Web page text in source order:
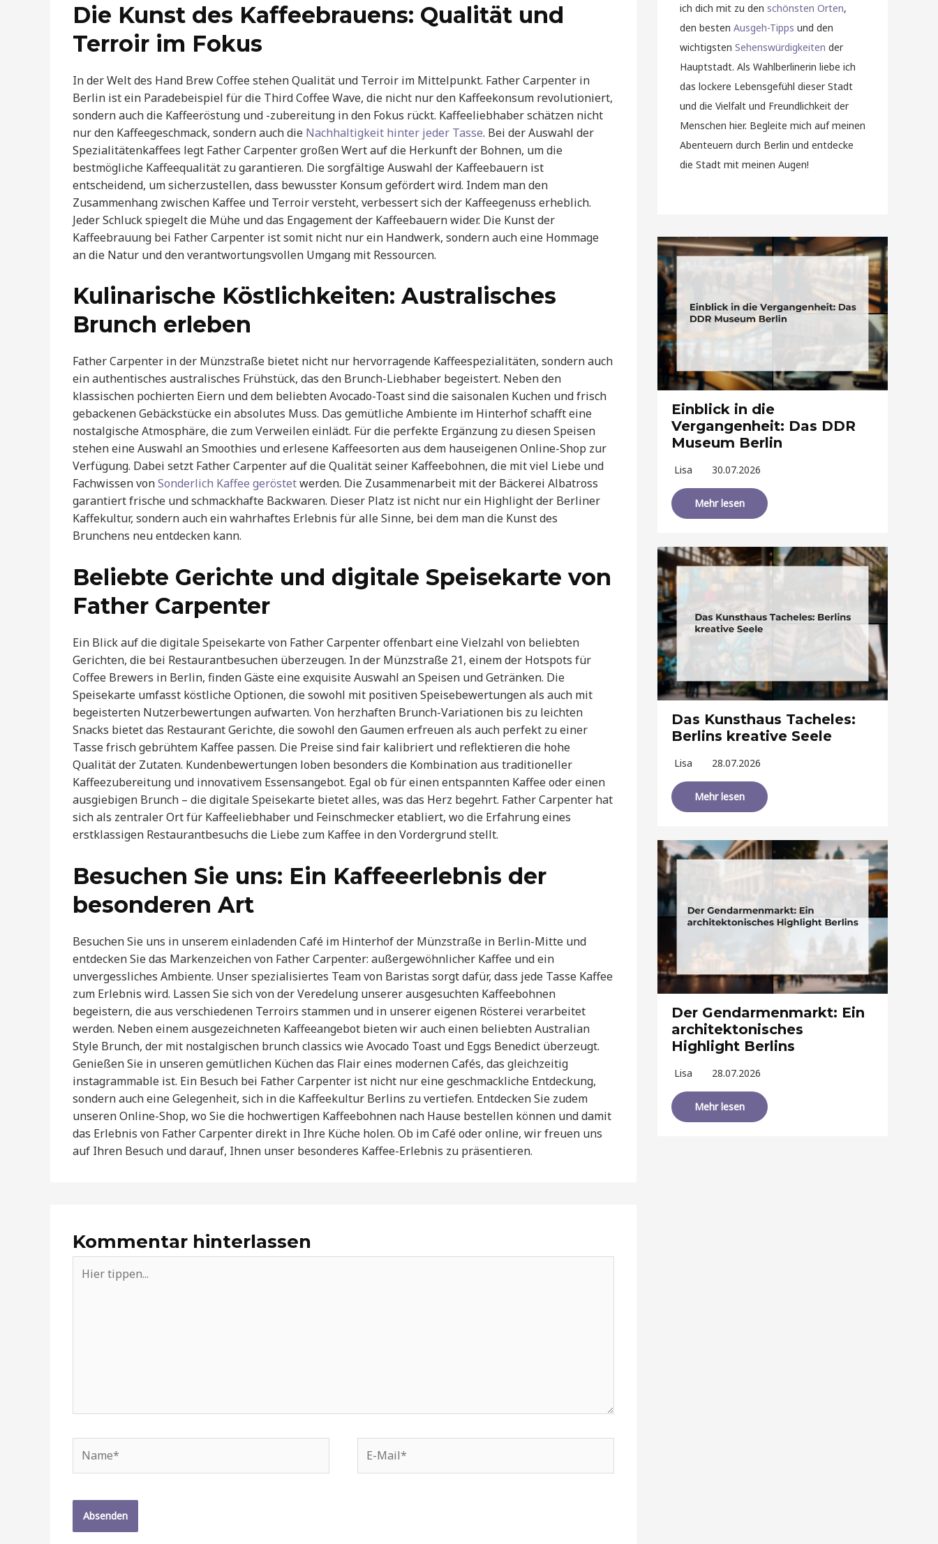
Die Kunst des Kaffeebrauens: Qualität und
Terroir im Fokus
In der Welt des Hand Brew Coffee stehen Qualität und Terroir im Mittelpunkt. Father Carpenter in
Berlin ist ein Paradebeispiel für die Third Coffee Wave, die nicht nur den Kaffeekonsum revolutioniert,
sondern auch die Kaffeeröstung und -zubereitung in den Fokus rückt. Kaffeeliebhaber schätzen nicht
nur den Kaffeegeschmack, sondern auch die Nachhaltigkeit hinter jeder Tasse. Bei der Auswahl der
Spezialitätenkaffees legt Father Carpenter großen Wert auf die Herkunft der Bohnen, um die
bestmögliche Kaffeequalität zu garantieren. Die sorgfältige Auswahl der Kaffeebauern ist
entscheidend, um sicherzustellen, dass bewusster Konsum gefördert wird. Indem man den
Zusammenhang zwischen Kaffee und Terroir versteht, verbessert sich der Kaffeegenuss erheblich.
Jeder Schluck spiegelt die Mühe und das Engagement der Kaffeebauern wider. Die Kunst der
Kaffeebrauung bei Father Carpenter ist somit nicht nur ein Handwerk, sondern auch eine Hommage
an die Natur und den verantwortungsvollen Umgang mit Ressourcen.
Kulinarische Köstlichkeiten: Australisches
Brunch erleben
Father Carpenter in der Münzstraße bietet nicht nur hervorragende Kaffeespezialitäten, sondern auch
ein authentisches australisches Frühstück, das den Brunch-Liebhaber begeistert. Neben den
klassischen pochierten Eiern und dem beliebten Avocado-Toast sind die saisonalen Kuchen und frisch
gebackenen Gebäckstücke ein absolutes Muss. Das gemütliche Ambiente im Hinterhof schafft eine
nostalgische Atmosphäre, die zum Verweilen einlädt. Für die perfekte Ergänzung zu diesen Speisen
stehen eine Auswahl an Smoothies und erlesene Kaffeesorten aus dem hauseigenen Online-Shop zur
Verfügung. Dabei setzt Father Carpenter auf die Qualität seiner Kaffeebohnen, die mit viel Liebe und
Fachwissen vonSonderlich Kaffee geröstetwerden. Die Zusammenarbeit mit der Bäckerei Albatross
garantiert frische und schmackhafte Backwaren. Dieser Platz ist nicht nur ein Highlight der Berliner
Kaffekultur, sondern auch ein wahrhaftes Erlebnis für alle Sinne, bei dem man die Kunst des
Brunchens neu entdecken kann.
Beliebte Gerichte und digitale Speisekarte von
Father Carpenter
Ein Blick auf die digitale Speisekarte von Father Carpenter offenbart eine Vielzahl von beliebten
Gerichten, die bei Restaurantbesuchen überzeugen. In der Münzstraße 21, einem der Hotspots für
Coffee Brewers in Berlin, finden Gäste eine exquisite Auswahl an Speisen und Getränken. Die
Speisekarte umfasst köstliche Optionen, die sowohl mit positiven Speisebewertungen als auch mit
begeisterten Nutzerbewertungen aufwarten. Von herzhaften Brunch-Variationen bis zu leichten
Snacks bietet das Restaurant Gerichte, die sowohl den Gaumen erfreuen als auch perfekt zu einer
Tasse frisch gebrühtem Kaffee passen. Die Preise sind fair kalibriert und reflektieren die hohe
Qualität der Zutaten. Kundenbewertungen loben besonders die Kombination aus traditioneller
Kaffeezubereitung und innovativem Essensangebot. Egal ob für einen entspannten Kaffee oder einen
ausgiebigen Brunch – die digitale Speisekarte bietet alles, was das Herz begehrt. Father Carpenter hat
sich als zentraler Ort für Kaffeeliebhaber und Feinschmecker etabliert, wo die Erfahrung eines
erstklassigen Restaurantbesuchs die Liebe zum Kaffee in den Vordergrund stellt.
Besuchen Sie uns: Ein Kaffeeerlebnis der
besonderen Art
Besuchen Sie uns in unserem einladenden Café im Hinterhof der Münzstraße in Berlin-Mitte und
entdecken Sie das Markenzeichen von Father Carpenter: außergewöhnlicher Kaffee und ein
unvergessliches Ambiente. Unser spezialisiertes Team von Baristas sorgt dafür, dass jede Tasse Kaffee
zum Erlebnis wird. Lassen Sie sich von der Veredelung unserer ausgesuchten Kaffeebohnen
begeistern, die aus verschiedenen Terroirs stammen und in unserer eigenen Rösterei verarbeitet
werden. Neben einem ausgezeichneten Kaffeeangebot bieten wir auch einen beliebten Australian
Style Brunch, der mit nostalgischen brunch classics wie Avocado Toast und Eggs Benedict überzeugt.
Genießen Sie in unseren gemütlichen Küchen das Flair eines modernen Cafés, das gleichzeitig
instagrammable ist. Ein Besuch bei Father Carpenter ist nicht nur eine geschmackliche Entdeckung,
sondern auch eine Gelegenheit, sich in die Kaffeekultur Berlins zu vertiefen. Entdecken Sie zudem
unseren Online-Shop, wo Sie die hochwertigen Kaffeebohnen nach Hause bestellen können und damit
das Erlebnis von Father Carpenter direkt in Ihre Küche holen. Ob im Café oder online, wir freuen uns
auf Ihren Besuch und darauf, Ihnen unser besonderes Kaffee-Erlebnis zu präsentieren.
Kommentar hinterlassen
tippen...
Mail*
ich dich mit zu den schönsten Orten,
den besten Ausgeh-Tipps und den
wichtigsten Sehenswürdigkeiten der
Hauptstadt. Als Wahlberlinerin liebe ich
das lockere Lebensgefühl dieser Stadt
und die Vielfalt und Freundlichkeit der
Menschen hier. Begleite mich auf meinen
Abenteuern durch Berlin und entdecke
die Stadt mit meinen Augen!
Einblick in die
Vergangenheit: Das DDR
Museum Berlin
Lisa 30.07.2026
Mehr lesen
Das Kunsthaus Tacheles:
Berlins kreative Seele
Lisa 28.07.2026
Mehr lesen
Der Gendarmenmarkt: Ein
architektonisches
Highlight Berlins
Lisa 28.07.2026
Mehr lesen